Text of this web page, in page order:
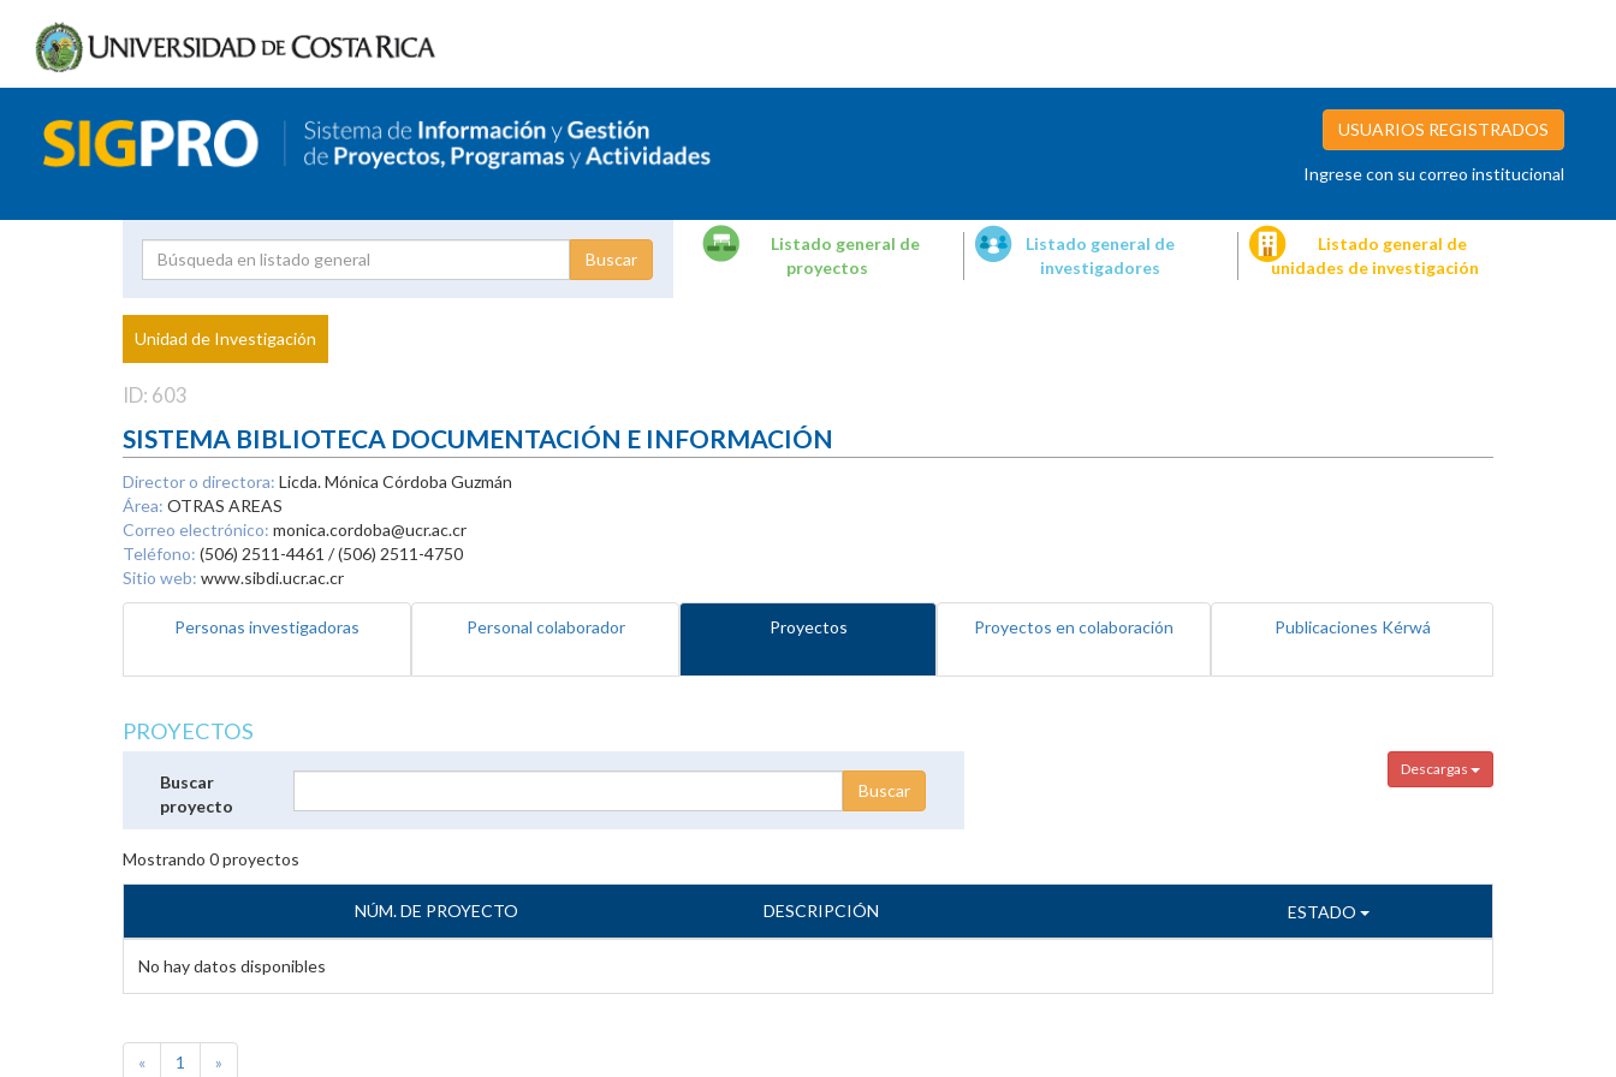
USUARIOS REGISTRADOS
Ingrese con su correo institucional
Proyecto
Investigador
Listado general de
proyectos
Listado general de
investigadores
Listado general de
unidades de investigación
Unidad de Investigación
ID: 603
SISTEMA BIBLIOTECA DOCUMENTACIÓN E INFORMACIÓN
Director o directora: Licda. Mónica Córdoba Guzmán
Área: OTRAS AREAS
Correo electrónico: monica.cordoba@ucr.ac.cr
Teléfono: (506) 2511-4461 / (506) 2511-4750
Sitio web: www.sibdi.ucr.ac.cr
Personas investigadoras Personal colaborador Proyectos Proyectos en colaboración Publicaciones Kérwá
PROYECTOS
Descargas
Buscar
proyecto
Mostrando 0proyectos
NÚM. DE PROYECTO DESCRIPCIÓN ESTADO
No hay datos disponibles
« 1 »